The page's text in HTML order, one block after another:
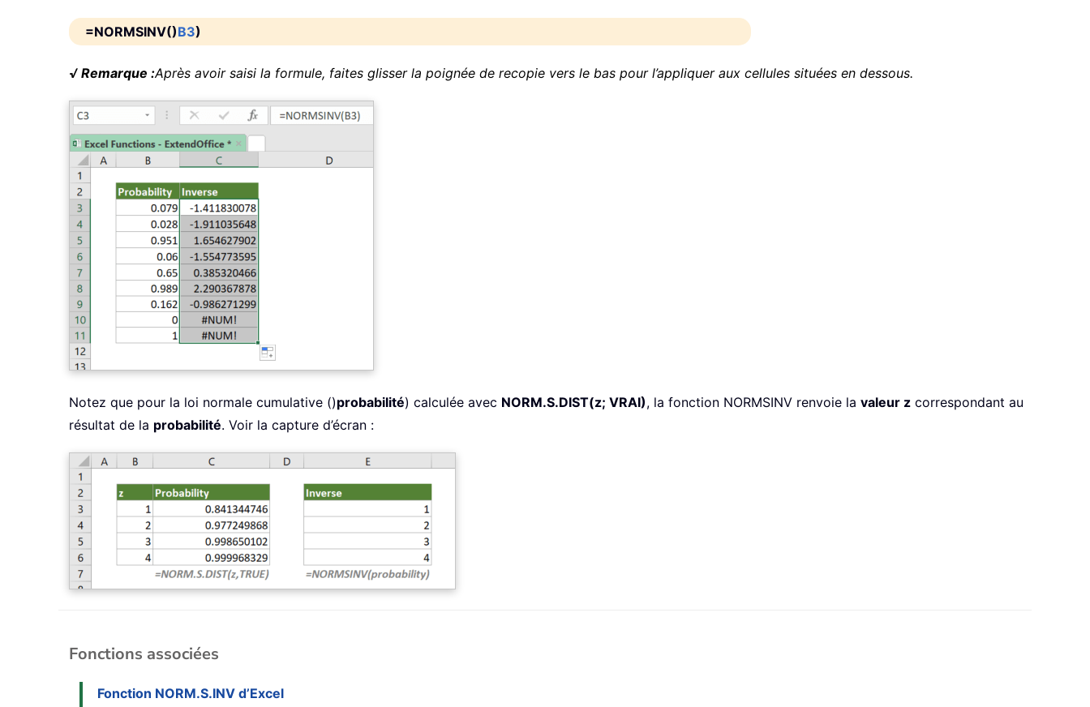
=NORMSINV()B3)
√ Remarque :Après avoir saisi la formule, faites glisser la poignée de recopie vers le bas pour l’appliquer aux cellules situées en dessous.
Notez que pour la loi normale cumulative ()probabilité) calculée avec NORM.S.DIST(z; VRAI), la fonction NORMSINV renvoie la valeur z correspondant au
résultat de la probabilité. Voir la capture d’écran :
Fonctions associées
Fonction NORM.S.INV d’Excel